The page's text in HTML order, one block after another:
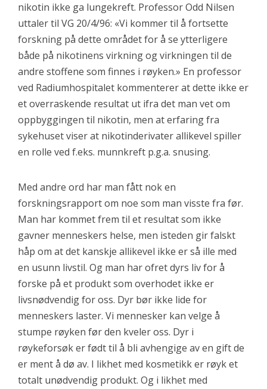
nikotin ikke ga lungekreft. Professor Odd Nilsen
uttaler til VG 20/4/96: «Vi kommer til å fortsette
forskning på dette området for å se ytterligere
både på nikotinens virkning og virkningen til de
andre stoffene som finnes i røyken.» En professor
ved Radiumhospitalet kommenterer at dette ikke er
et overraskende resultat ut ifra det man vet om
oppbyggingen til nikotin, men at erfaring fra
sykehuset viser at nikotinderivater allikevel spiller
en rolle ved f.eks. munnkreft p.g.a. snusing.
Med andre ord har man fått nok en
forskningsrapport om noe som man visste fra før.
Man har kommet frem til et resultat som ikke
gavner menneskers helse, men isteden gir falskt
håp om at det kanskje allikevel ikke er så ille med
en usunn livstil. Og man har ofret dyrs liv for å
forske på et produkt som overhodet ikke er
livsnødvendig for oss. Dyr bør ikke lide for
menneskers laster. Vi mennesker kan velge å
stumpe røyken før den kveler oss. Dyr i
røykeforsøk er født til å bli avhengige av en gift de
er ment å dø av. I likhet med kosmetikk er røyk et
totalt unødvendig produkt. Og i likhet med